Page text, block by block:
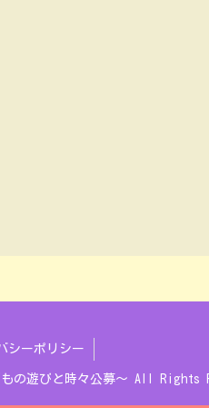
シーポリシー
の遊びと時々公募～ All Rights